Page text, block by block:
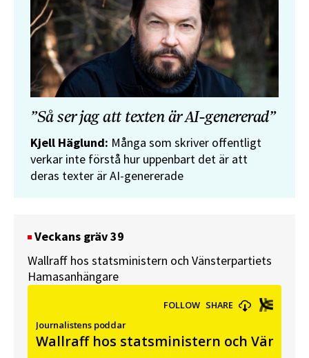
”Så ser jag att texten är AI-genererad”
Kjell Häglund: Många som skriver offentligt
verkar inte förstå hur uppenbart det är att
deras texter är AI-genererade
Veckans gräv 39
Wallraff hos statsministern och Vänsterpartiets
Hamasanhängare